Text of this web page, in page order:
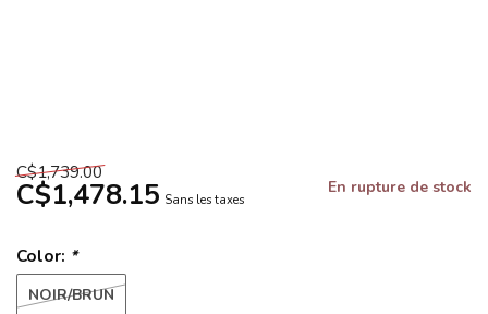
C$1,739.00
C$1,478.15 Sans les taxes
En rupture de stock
Color: *
NOIR/BRUN